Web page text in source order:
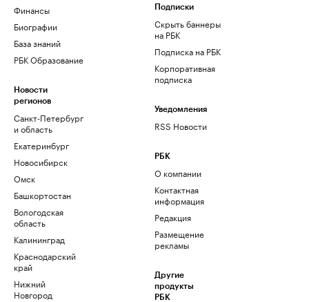
Финансы
Биографии
База знаний
РБК Образование
Новости
регионов
Санкт-Петербург
и область
Екатеринбург
Новосибирск
Омск
Башкортостан
Вологодская
область
Калининград
Краснодарский
край
Нижний
Новгород
Подписки
Скрыть баннеры
на РБК
Подписка на РБК
Корпоративная
подписка
Уведомления
RSS Новости
РБК
О компании
Контактная
информация
Редакция
Размещение
рекламы
Другие
продукты
РБК